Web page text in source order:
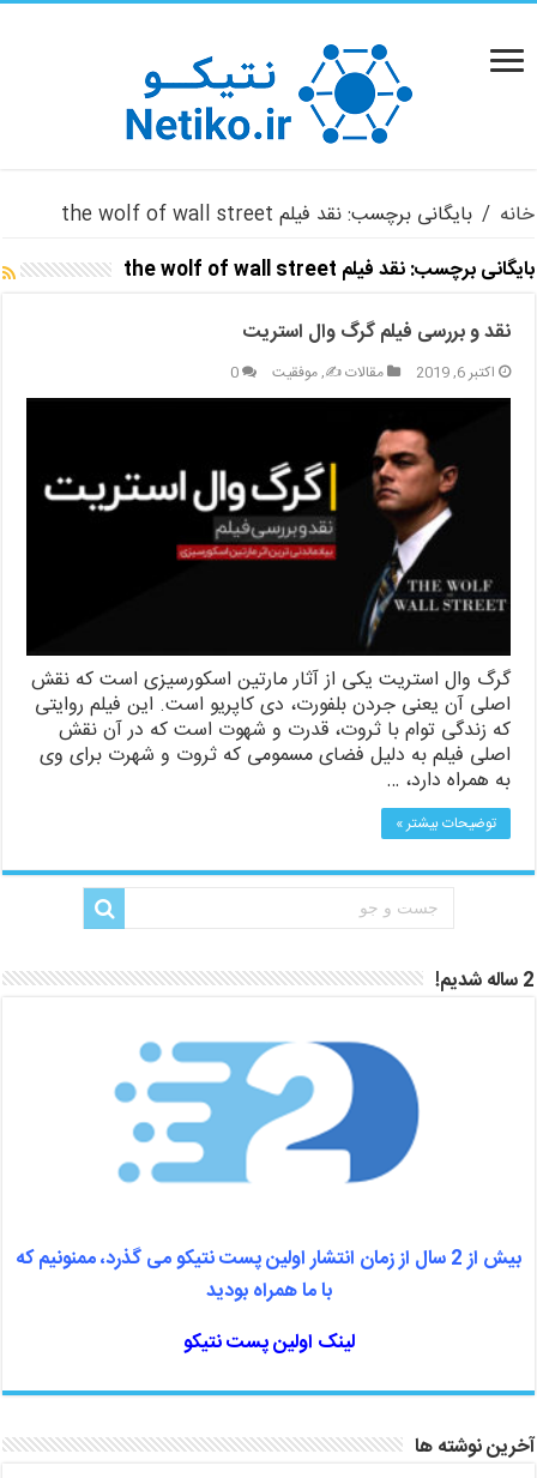
خانه / بایگانی برچسب: نقد فیلم the wolf of wall street
بایگانی برچسب:نقد فیلم the wolf of wall street
نقد و بررسی فیلم گرگ وال استریت
اکتبر 6, 2019 مقالات ✍️,موفقیت 0
گرگ وال استریت یکی از آثار مارتین اسکورسیزی است که نقش
اصلی آن یعنی جردن بلفورت، دی کاپریو است. این فیلم روایتی
که زندگی توام با ثروت، قدرت و شهوت است که در آن نقش
اصلی فیلم به دلیل فضای مسمومی که ثروت و شهرت برای وی
به همراه دارد، …
توضیحات بیشتر »
2 ساله شدیم!
بیش از 2 سال از زمان انتشار اولین پست نتیکو می گذرد، ممنونیم که
با ما همراه بودید
لینک اولین پست نتیکو
آخرین نوشته ها